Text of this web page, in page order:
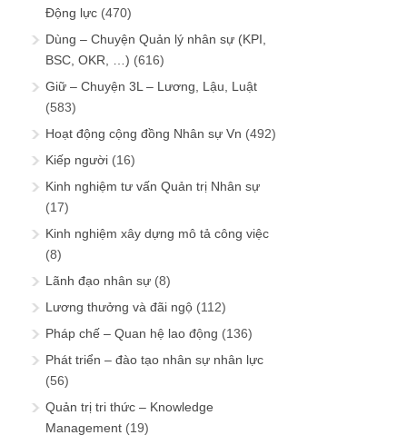
Động lực (470)
Dùng – Chuyện Quản lý nhân sự (KPI,
BSC, OKR, …) (616)
Giữ – Chuyện 3L – Lương, Lậu, Luật
(583)
Hoạt động cộng đồng Nhân sự Vn (492)
Kiếp người (16)
Kinh nghiệm tư vấn Quản trị Nhân sự
(17)
Kinh nghiệm xây dựng mô tả công việc
(8)
Lãnh đạo nhân sự (8)
Lương thưởng và đãi ngộ (112)
Pháp chế – Quan hệ lao động (136)
Phát triển – đào tạo nhân sự nhân lực
(56)
Quản trị tri thức – Knowledge
Management (19)